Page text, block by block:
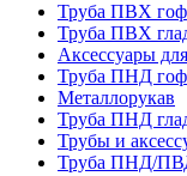
Труба ПВХ
Труба ПВХ
Аксессуары
Труба ПНД
Металлорукав
Труба ПНД
Трубы и
Труба ПНД/ПВД